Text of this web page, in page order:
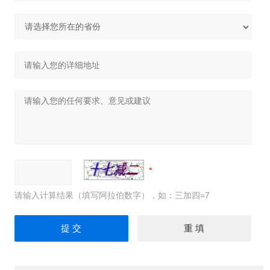
请输入计算结果（填写阿拉伯数字），如：三加四=7